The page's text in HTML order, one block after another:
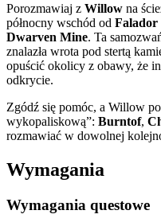
Porozmawiaj z Willow na
północny wschód od Falador
Dwarven Mine. Ta
znalazła wrota pod stertą
opuścić okolicy z obawy, że
odkrycie.
Zgódź się pomóc, a Willow
wykopaliskową”: Burntof,
rozmawiać w dowolnej
Wymagania
Wymagania questowe